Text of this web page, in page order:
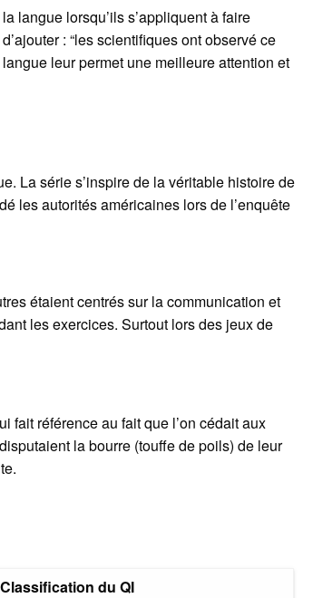
langue lorsqu’ils s’appliquent à faire
: “les scientifiques ont observé ce
leur permet une meilleure attention et
La série s’inspire de la véritable histoire de
les autorités américaines lors de l’enquête
étaient centrés sur la communication et
les exercices. Surtout lors des jeux de
fait référence au fait que l’on cédait aux
la bourre (touffe de poils) de leur
Classification du QI